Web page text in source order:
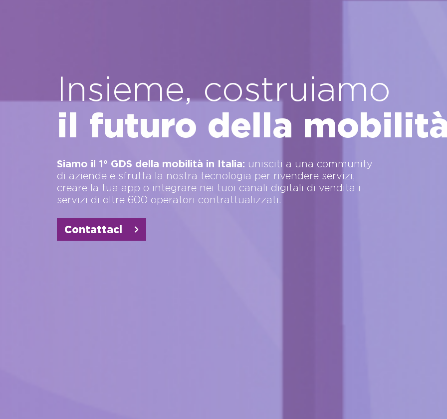
Insieme, costruiamo
il futuro della
Siamo il 1° GDS della mobilità in Italia: unisciti a una community
di aziende e sfrutta la nostra tecnologia per rivendere servizi,
creare la tua app o integrare nei tuoi canali digitali di vendita i
servizi di oltre 600 operatori contrattualizzati.
Contattaci